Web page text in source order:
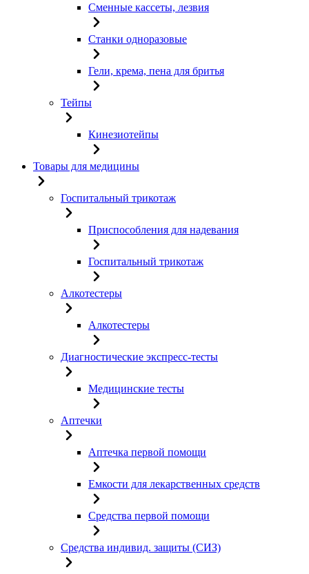
Сменные кассеты, лезвия
Станки одноразовые
Гели, крема, пена для бритья
Тейпы
Кинезиотейпы
Товары для медицины
Госпитальный трикотаж
Приспособления для надевания
Госпитальный трикотаж
Алкотестеры
Алкотестеры
Диагностические экспресс-тесты
Медицинские тесты
Аптечки
Аптечка первой помощи
Емкости для лекарственных средств
Средства первой помощи
Средства индивид. защиты (СИЗ)